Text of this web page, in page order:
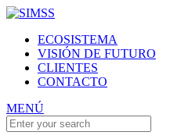
ECOSISTEMA
VISIÓN DE FUTURO
CLIENTES
CONTACTO
MENÚ